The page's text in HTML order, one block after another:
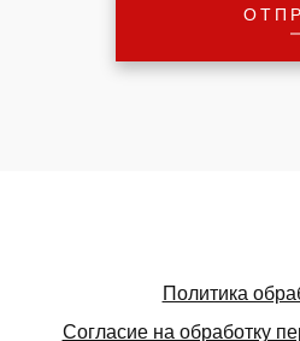
Политика
Согласие на обработку